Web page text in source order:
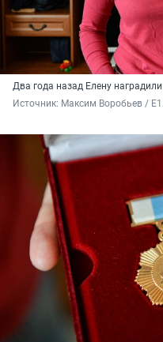
Два года назад Елену
Источник: Максим Воробьев /